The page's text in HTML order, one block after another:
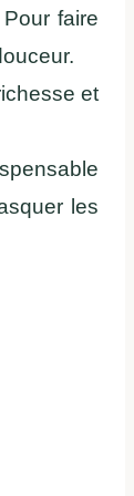
Pour faire
et
les